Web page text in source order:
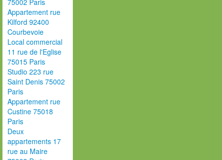
75002 Paris
Appartement rue
Kilford 92400
Courbevoie
Local commercial
11 rue de l'Eglise
75015 Paris
Studio 223 rue
Saint Denis 75002
Paris
Appartement rue
Custine 75018
Paris
Deux
appartements 17
rue au Maire